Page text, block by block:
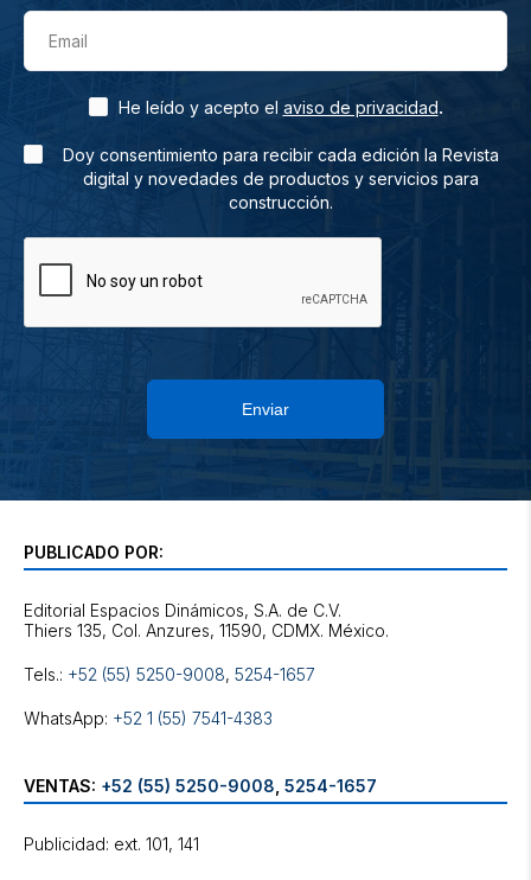
Email
He leído y acepto el aviso de privacidad.
Doy consentimiento para recibir cada edición la Revista
digital y novedades de productos y servicios para
construcción.
Enviar
PUBLICADO POR:
Editorial Espacios Dinámicos, S.A. de C.V.
Tels.: +52 (55) 5250-9008, 5254-1657
WhatsApp: +52 1 (55) 7541-4383
VENTAS: +52 (55) 5250-9008 5254-1657
Publicidad: ext. 101, 141